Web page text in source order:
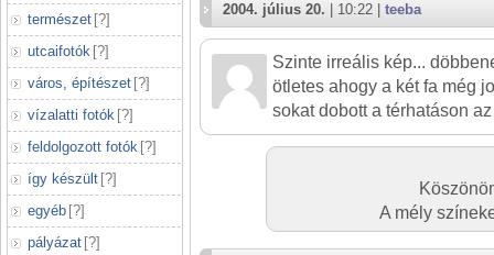
természet [?]
utcaifotók [?]
város, építészet [?]
vízalatti fotók [?]
feldolgozott fotók [?]
így készült [?]
egyéb [?]
pályázat [?]
2004. július 20. | 10:22 | teeba
Szinte irreális kép...
ötletes ahogy a két fa még
sokat dobott a térhatáson
A mély